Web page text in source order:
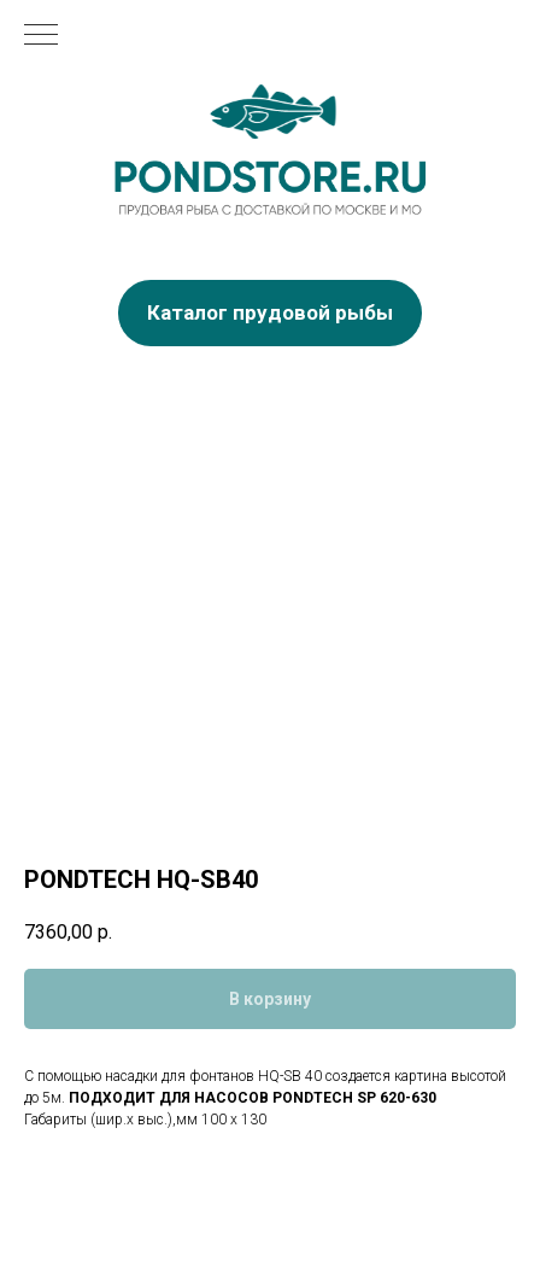
Каталог прудовой рыбы
PONDTECH HQ-SB40
7360,00 р.
В корзину
С помощью насадки для фонтанов HQ-SB 40 создается картина высотой
до 5м. ПОДХОДИТ ДЛЯ НАСОСОВ PONDTECH SP 620-630
Габариты (шир.х выс.),мм 100 х 130